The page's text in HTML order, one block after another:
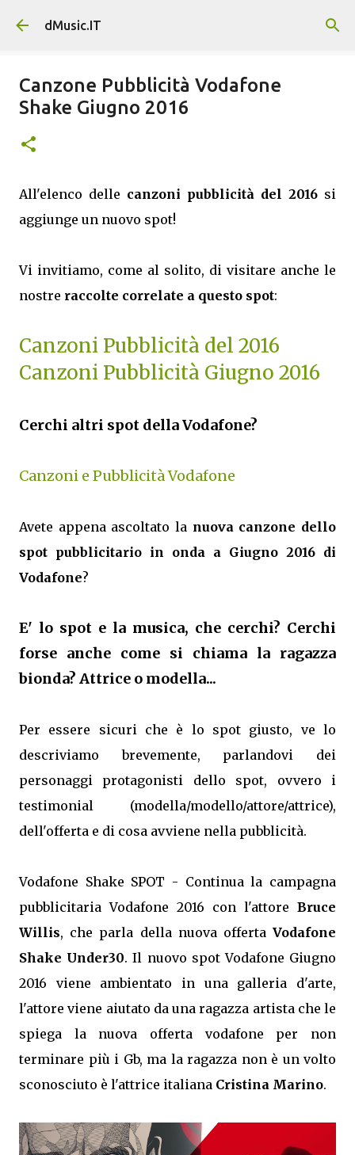
Passa ai contenuti principali
dMusic.IT
Canzone Pubblicità Vodafone
Shake Giugno 2016
All'elenco delle canzoni pubblicità del 2016 si
aggiunge un nuovo spot!
Vi invitiamo, come al solito, di visitare anche le
nostre raccolte correlate a questo spot:
Canzoni Pubblicità del 2016
Canzoni Pubblicità Giugno 2016
Cerchi altri spot della Vodafone?
Canzoni e Pubblicità Vodafone
Avete appena ascoltato la nuova canzone dello
spot pubblicitario in onda a Giugno 2016 di
Vodafone?
E' lo spot e la musica, che cerchi? Cerchi
forse anche come si chiama la ragazza
bionda? Attrice o modella...
Per essere sicuri che è lo spot giusto, ve lo
descriviamo brevemente, parlandovi dei
personaggi protagonisti dello spot, ovvero i
testimonial (modella/modello/attore/attrice),
dell'offerta e di cosa avviene nella pubblicità.
Vodafone Shake SPOT - Continua la campagna
pubblicitaria Vodafone 2016 con l'attore Bruce
Willis, che parla della nuova offertaVodafone
Shake Under30. Il nuovo spot Vodafone Giugno
2016 viene ambientato in una galleria d'arte,
l'attore viene aiutato da una ragazza artista che le
spiega la nuova offerta vodafone per non
terminare più i Gb, ma la ragazza non è un volto
sconosciuto è l'attrice italiana Cristina Marino.